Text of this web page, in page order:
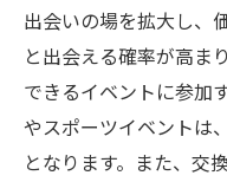
出会いの場を拡大し、
と出会える確率が高ま
できるイベントに参加
やスポーツイベントは
となります。また、交